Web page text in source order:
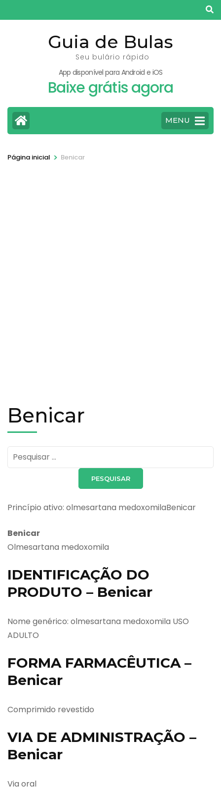
para
Guia de Bulas
Seu bulário rápido
App disponível para Android e iOS
Baixe grátis agora
MENU
Página inicial > Benicar
Benicar
Pesquisar
por:
Princípio ativo: olmesartana medoxomilaBenicar
Benicar
Olmesartana medoxomila
IDENTIFICAÇÃO DO
PRODUTO – Benicar
Nome genérico: olmesartana medoxomila USO
ADULTO
FORMA FARMACÊUTICA –
Benicar
Comprimido revestido
VIA DE ADMINISTRAÇÃO –
Benicar
Via oral